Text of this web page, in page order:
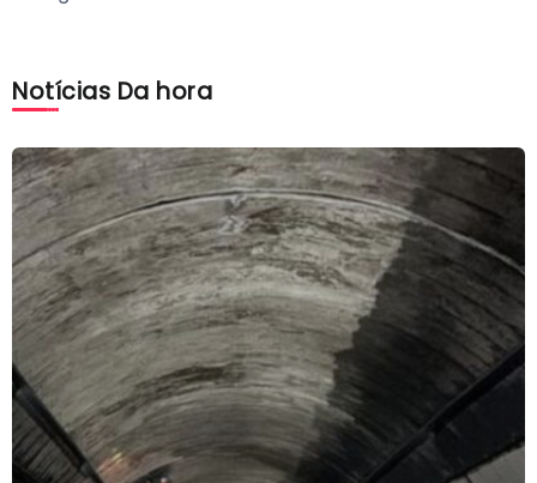
Notícias Da hora